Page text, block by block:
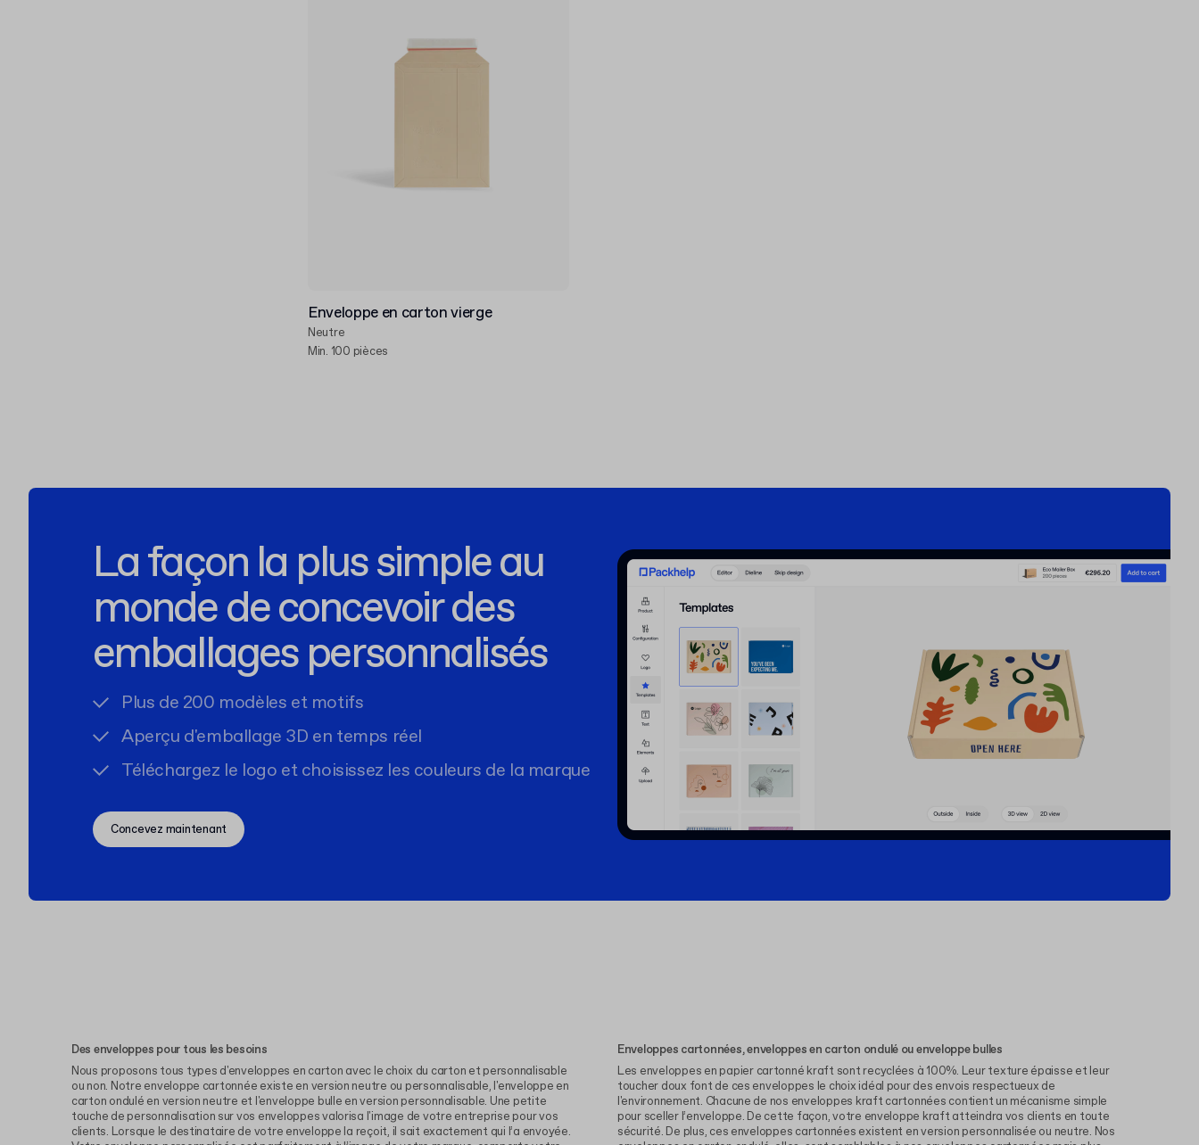
Enveloppe en carton vierge
Neutre
Min. 100 pièces
La façon la plus simple au
monde de concevoir des
emballages personnalisés
Plus de 200 modèles et motifs
Aperçu d'emballage 3D en temps réel
Téléchargez le logo et choisissez les couleurs de la marque
Concevez maintenant
Des enveloppes pour tous les besoins
Nous proposons tous types d'enveloppes en carton avec le choix du carton et personnalisable
ou non. Notre enveloppe cartonnée existe en version neutre ou personnalisable, l'enveloppe en
carton ondulé en version neutre et l'enveloppe bulle en version personnalisable. Une petite
touche de personnalisation sur vos enveloppes valorisa l'image de votre entreprise pour vos
clients. Lorsque le destinataire de votre enveloppe la reçoit, il sait exactement qui l’a envoyée.
Enveloppes cartonnées, enveloppes en carton ondulé ou enveloppe bulles
Les enveloppes en papier cartonné kraft sont recyclées à 100%. Leur texture épaisse et leur
toucher doux font de ces enveloppes le choix idéal pour des envois respectueux de
l'environnement. Chacune de nos enveloppes kraft cartonnées contient un mécanisme simple
pour sceller l’enveloppe. De cette façon, votre enveloppe kraft atteindra vos clients en toute
sécurité. De plus, ces enveloppes cartonnées existent en version personnalisée ou neutre. Nos